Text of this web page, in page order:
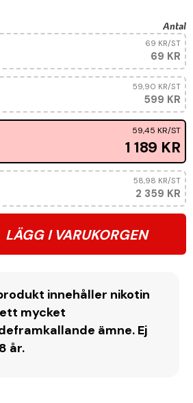
Antal
69 KR
69 KR/ST
599 KR
59,90 KR/ST
1 189 KR
59,45 KR/ST
2 359 KR
58,98 KR/ST
LÄGG I VARUKORGEN
innehåller nikotin
mycket
ämne. Ej
år.